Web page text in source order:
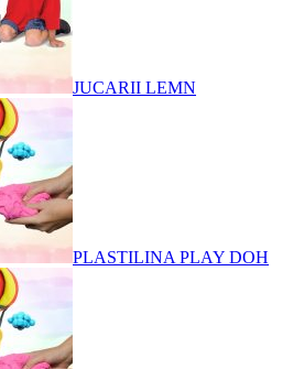
JUCARII LEMN
PLASTILINA PLAY DOH